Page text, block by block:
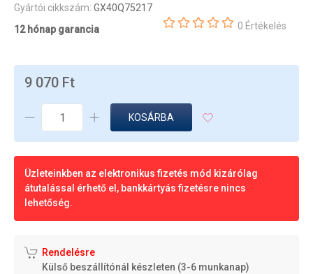
Gyártói cikkszám: GX40Q75217
12 hónap garancia
0 Értékelés
9 070 Ft
KOSÁRBA
Üzleteinkben az elektronikus fizetés mód kizárólag
átutalással érhető el, bankkártyás fizetésre nincs
lehetőség.
Rendelésre
Külső beszállítónál készleten (3-6 munkanap)